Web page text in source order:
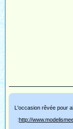
L'occasion rêvée pour
:http://